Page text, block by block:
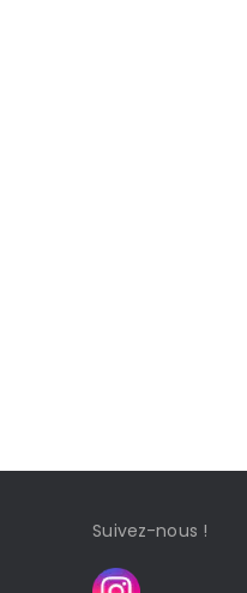
Suivez-nous !